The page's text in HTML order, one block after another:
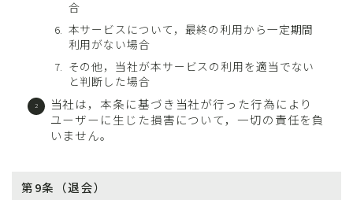
合
本サービスについて，最終の利用から一定期間
利用がない場合
その他，当社が本サービスの利用を適当でない
と判断した場合
当社は，本条に基づき当社が行った行為により
ユーザーに生じた損害について，一切の責任を負
いません。
第9条（退会）